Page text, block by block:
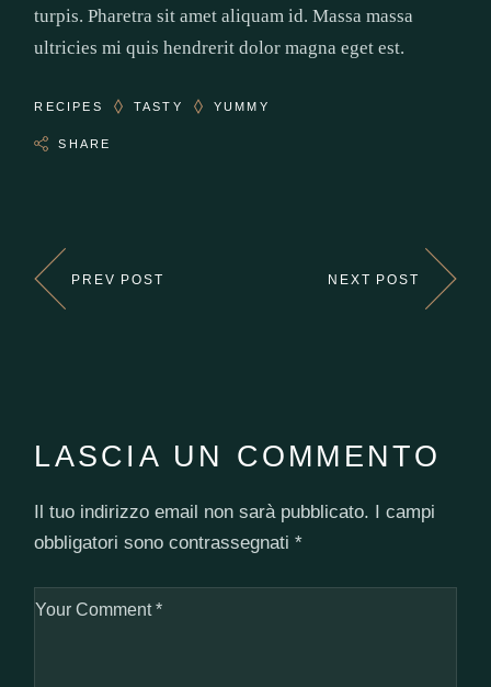
turpis. Pharetra sit amet aliquam id. Massa massa
ultricies mi quis hendrerit dolor magna eget est.
RECIPES TASTY YUMMY
SHARE
PREV POST NEXT POST
LASCIA UN COMMENTO
Il tuo indirizzo email non sarà pubblicato. I campi
obbligatori sono contrassegnati*